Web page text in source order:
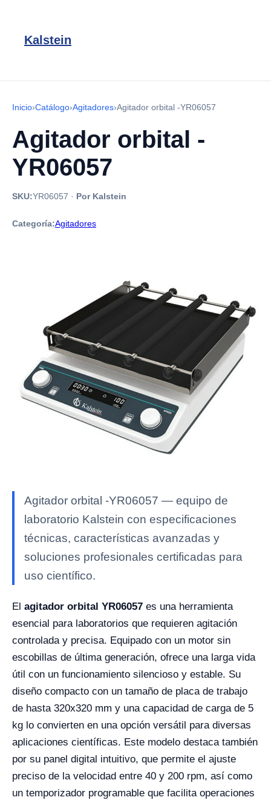
Kalstein
Inicio›Catálogo›Agitadores›Agitador orbital -YR06057
Agitador orbital -
YR06057
SKU:YR06057 · Por Kalstein
Categoría:Agitadores
Agitador orbital -YR06057 — equipo de
laboratorio Kalstein con especificaciones
técnicas, características avanzadas y
soluciones profesionales certificadas para
uso científico.
El agitador orbital YR06057 es una herramienta
esencial para laboratorios que requieren agitación
controlada y precisa. Equipado con un motor sin
escobillas de última generación, ofrece una larga vida
útil con un funcionamiento silencioso y estable. Su
diseño compacto con un tamaño de placa de trabajo
de hasta 320x320 mm y una capacidad de carga de 5
kg lo convierten en una opción versátil para diversas
aplicaciones científicas. Este modelo destaca también
por su panel digital intuitivo, que permite el ajuste
preciso de la velocidad entre 40 y 200 rpm, así como
un temporizador programable que facilita operaciones